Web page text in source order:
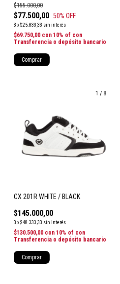
$77.500,00
$155.000,00
50% OFF
3 x$25.833,33 sin interés
$69.750,00 con 10% of con
Transferencia o depósito bancario
Comprar
1 / 8
CX 201R WHITE / BLACK
$145.000,00
3 x$48.333,33 sin interés
$130.500,00 con 10% of con
Transferencia o depósito bancario
Comprar